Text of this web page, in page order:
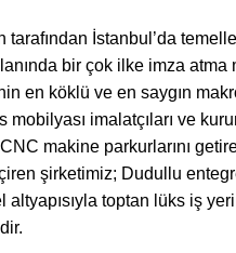
İstanbul’da
bir çok ilke imza
en köklü ve en saygın
imalatçıları ve
makine parkurlarını
şirketimiz; Dudullu
toptan lüks iş